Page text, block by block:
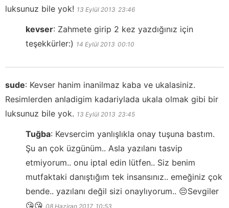
luksunuz bile yok! 13 Eylül 2013 23:46
kevser: Zahmete girip 2 kez yazdığınız için
teşekkürler:) 14 Eylül 2013 00:10
sude: Kevser hanim inanilmaz kaba ve ukalasiniz.
Resimlerden anladigim kadariylada ukala olmak gibi bir
luksunuz bile yok. 13 Eylül 2013 23:45
Tuğba: Kevsercim yanlışlıkla onay tuşuna bastım.
Şu an çok üzgünüm.. Asla yazılanı tasvip
etmiyorum.. onu iptal edin lütfen.. Siz benim
mutfaktaki danıştığım tek insansınız.. emeğiniz çok
bende.. yazılanı değil sizi onaylıyorum.. 😔Sevgiler
😘😘 08 Haziran 2017 10:53